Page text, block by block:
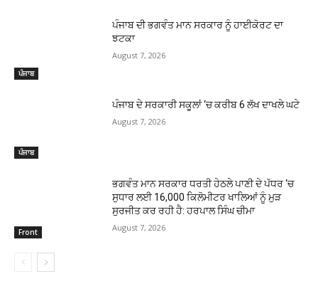
ਪੰਜਾਬ
ਪੰਜਾਬ ਦੀ ਭਗਵੰਤ ਮਾਨ ਸਰਕਾਰ ਨੂੰ ਹਾਈਕੋਰਟ ਦਾ
ਝਟਕਾ
August 7, 2026
ਪੰਜਾਬ
ਪੰਜਾਬ ਦੇ ਸਰਕਾਰੀ ਸਕੂਲਾਂ ‘ਚ ਕਰੀਬ 6 ਲੱਖ ਦਾਖਲੇ ਘਟੇ
August 7, 2026
Front
ਭਗਵੰਤ ਮਾਨ ਸਰਕਾਰ ਧਰਤੀ ਹੇਠਲੇ ਪਾਣੀ ਦੇ ਪੱਧਰ ‘ਚ
ਸੁਧਾਰ ਲਈ 16,000 ਕਿਲੋਮੀਟਰ ਖਾਲਿਆਂ ਨੂੰ ਮੁੜ
ਸੁਰਜੀਤ ਕਰ ਰਹੀ ਹੈ: ਹਰਪਾਲ ਸਿੰਘ ਚੀਮਾ
August 7, 2026